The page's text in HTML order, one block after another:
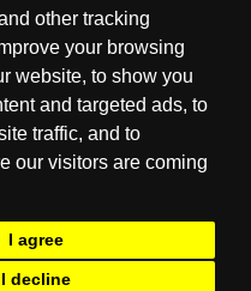
other tracking
your browsing
website, to show you
and targeted ads, to
traffic, and to
our visitors are coming
I agree
I decline
68
3, Bucuresti